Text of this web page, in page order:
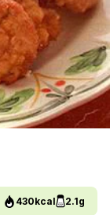
430kcal 2.1g